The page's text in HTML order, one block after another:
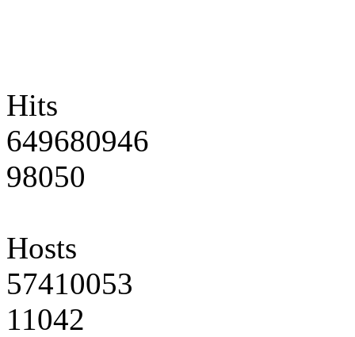
Hits
649680946
98050
Hosts
57410053
11042